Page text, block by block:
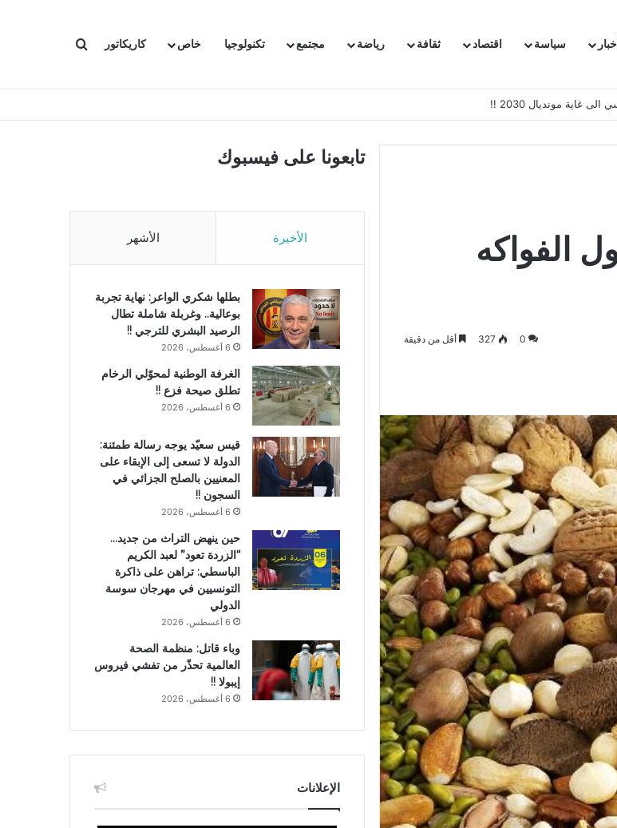
أخبار سياسة اقتصاد ثقافة رياضة مجتمع تكنولوجيا خاص كاريكاتور بحث عن
وتبلغها احتجاجا شديد اللهجة !!
الفواكه
0
327 أقل من دقيقة
تابعونا على فيسبوك
الأخيرة الأشهر
بطلها شكري الواعر: نهاية تجربة
بوعالية.. وغربلة شاملة تطال
الرصيد البشري للترجي !!
6 أغسطس، 2026
الغرفة الوطنية لمحوّلي الرخام
تطلق صيحة فزع !!
6 أغسطس، 2026
قيس سعيّد يوجه رسالة طمئنة:
الدولة لا تسعى إلى الإبقاء على
المعنيين بالصلح الجزائي في
السجون !!
6 أغسطس، 2026
حين ينهض التراث من جديد…
“الزردة تعود” لعبد الكريم
الباسطي: تراهن على ذاكرة
التونسيين في مهرجان سوسة
الدولي
6 أغسطس، 2026
وباء قاتل: منظمة الصحة
العالمية تحذّر من تفشي فيروس
إيبولا !!
6 أغسطس، 2026
الإعلانات